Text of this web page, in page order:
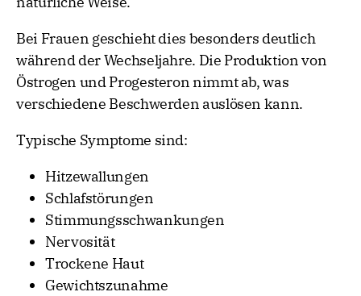
Bei Frauen geschieht dies besonders deutlich
während der Wechseljahre. Die Produktion von
Östrogen und Progesteron nimmt ab, was
verschiedene Beschwerden auslösen kann.
Typische Symptome sind:
Hitzewallungen
Schlafstörungen
Stimmungsschwankungen
Nervosität
Trockene Haut
Gewichtszunahme